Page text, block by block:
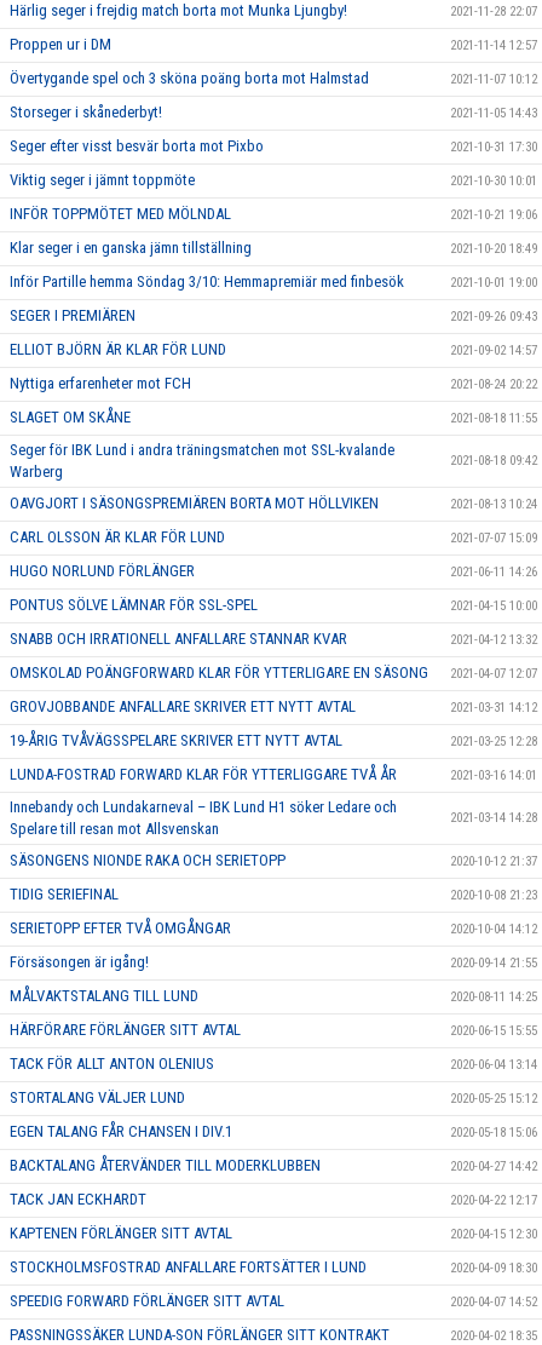
Härlig seger i frejdig match borta mot Munka Ljungby! 2021-11-28 22:07
Proppen ur i DM 2021-11-14 12:57
Övertygande spel och 3 sköna poäng borta mot Halmstad 2021-11-07 10:12
Storseger i skånederbyt! 2021-11-05 14:43
Seger efter visst besvär borta mot Pixbo 2021-10-31 17:30
Viktig seger i jämnt toppmöte 2021-10-30 10:01
INFÖR TOPPMÖTET MED MÖLNDAL 2021-10-21 19:06
Klar seger i en ganska jämn tillställning 2021-10-20 18:49
Inför Partille hemma Söndag 3/10: Hemmapremiär med finbesök 2021-10-01 19:00
SEGER I PREMIÄREN 2021-09-26 09:43
ELLIOT BJÖRN ÄR KLAR FÖR LUND 2021-09-02 14:57
Nyttiga erfarenheter mot FCH 2021-08-24 20:22
SLAGET OM SKÅNE 2021-08-18 11:55
Seger för IBK Lund i andra träningsmatchen mot SSL-kvalande
Warberg
2021-08-18 09:42
OAVGJORT I SÄSONGSPREMIÄREN BORTA MOT HÖLLVIKEN 2021-08-13 10:24
CARL OLSSON ÄR KLAR FÖR LUND 2021-07-07 15:09
HUGO NORLUND FÖRLÄNGER 2021-06-11 14:26
PONTUS SÖLVE LÄMNAR FÖR SSL-SPEL 2021-04-15 10:00
SNABB OCH IRRATIONELL ANFALLARE STANNAR KVAR 2021-04-12 13:32
OMSKOLAD POÄNGFORWARD KLAR FÖR YTTERLIGARE EN SÄSONG 2021-04-07 12:07
GROVJOBBANDE ANFALLARE SKRIVER ETT NYTT AVTAL 2021-03-31 14:12
19-ÅRIG TVÅVÄGSSPELARE SKRIVER ETT NYTT AVTAL 2021-03-25 12:28
LUNDA-FOSTRAD FORWARD KLAR FÖR YTTERLIGGARE TVÅ ÅR 2021-03-16 14:01
Innebandy och Lundakarneval – IBK Lund H1 söker Ledare och
Spelare till resan mot Allsvenskan
2021-03-14 14:28
SÄSONGENS NIONDE RAKA OCH SERIETOPP 2020-10-12 21:37
TIDIG SERIEFINAL 2020-10-08 21:23
SERIETOPP EFTER TVÅ OMGÅNGAR 2020-10-04 14:12
Försäsongen är igång! 2020-09-14 21:55
MÅLVAKTSTALANG TILL LUND 2020-08-11 14:25
HÄRFÖRARE FÖRLÄNGER SITT AVTAL 2020-06-15 15:55
TACK FÖR ALLT ANTON OLENIUS 2020-06-04 13:14
STORTALANG VÄLJER LUND 2020-05-25 15:12
EGEN TALANG FÅR CHANSEN I DIV.1 2020-05-18 15:06
BACKTALANG ÅTERVÄNDER TILL MODERKLUBBEN 2020-04-27 14:42
TACK JAN ECKHARDT 2020-04-22 12:17
KAPTENEN FÖRLÄNGER SITT AVTAL 2020-04-15 12:30
STOCKHOLMSFOSTRAD ANFALLARE FORTSÄTTER I LUND 2020-04-09 18:30
SPEEDIG FORWARD FÖRLÄNGER SITT AVTAL 2020-04-07 14:52
PASSNINGSSÄKER LUNDA-SON FÖRLÄNGER SITT KONTRAKT 2020-04-02 18:35